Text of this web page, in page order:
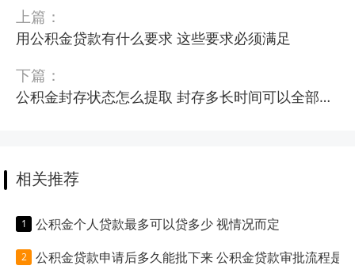
上篇：
用公积金贷款有什么要求 这些要求必须满足
下篇：
公积金封存状态怎么提取 封存多长时间可以全部取出
相关推荐
公积金个人贷款最多可以贷多少 视情况而定
公积金贷款申请后多久能批下来 公积金贷款审批流程是什么